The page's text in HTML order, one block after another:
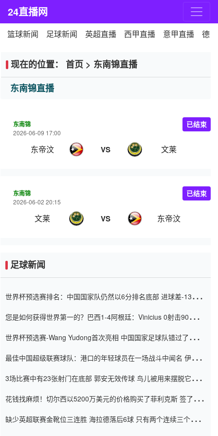
24直播网
篮球新闻 足球新闻 英超直播 西甲直播 意甲直播 德
现在的位置： 首页 > 东南锦直播
东南锦直播
东南锦
2026-06-09 17:00
东帝汶 VS 文莱
已结束
东南锦
2026-06-02 20:15
文莱 VS 东帝汶
已结束
足球新闻
世界杯预选赛排名：中国国家队仍然以6分排名底部 进球差-13令人
您是如何获得世界第一的？巴西1-4阿根廷：Vinicius 0射击90分钟
世界杯预选赛-Wang Yudong首次亮相 中国国家足球队错过了世界
最佳中国超级联赛球队：港口的年轻球员在一场战斗中闻名 伊万放
3场比赛中有23张射门在底部 郭安无效传球 鸟儿被用来摆脱它
花钱找麻烦！切尔西以5200万美元的价格购买了菲利克斯 签了7年
缺少英超联赛金靴位三连胜 海拉德落后6球 只有两个连续三个连续